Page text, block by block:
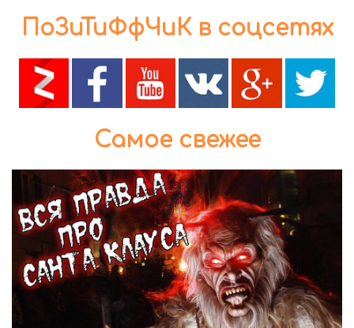
ПоЗиТиФфЧиК в соцсетях
Самое свежее